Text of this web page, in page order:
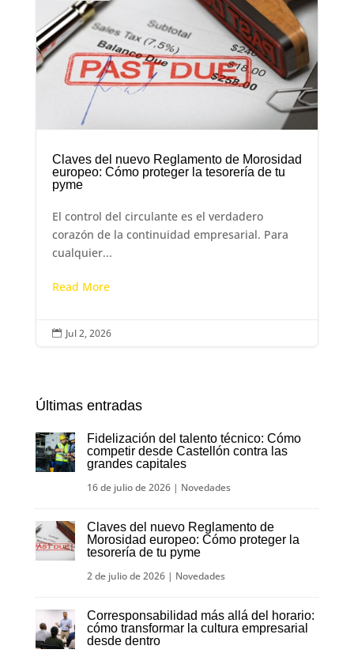
Claves del nuevo Reglamento de Morosidad
europeo: Cómo proteger la tesorería de tu
pyme
El control del circulante es el verdadero
corazón de la continuidad empresarial. Para
cualquier...
Read More
 Jul 2, 2026
Últimas entradas
Fidelización del talento técnico: Cómo
competir desde Castellón contra las
grandes capitales
16 de julio de 2026| Novedades
Claves del nuevo Reglamento de
Morosidad europeo: Cómo proteger la
tesorería de tu pyme
2 de julio de 2026| Novedades
Corresponsabilidad más allá del horario:
cómo transformar la cultura empresarial
desde dentro